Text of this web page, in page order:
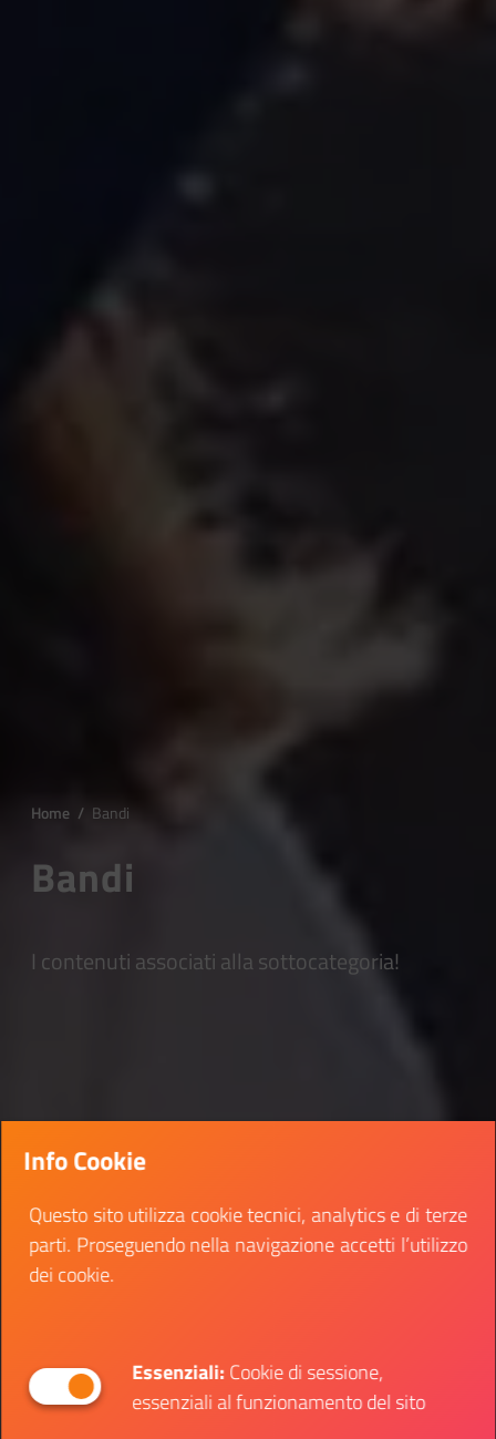
Home / Bandi
Bandi
I contenuti associati alla sottocategoria!
Info Cookie
Questo sito utilizza cookie tecnici, analytics e di terze
parti. Proseguendo nella navigazione accetti l’utilizzo
dei cookie.
Essenziali:Cookie di sessione,
essenziali al funzionamento del sito